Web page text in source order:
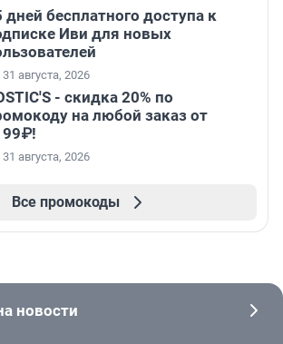
дней бесплатного доступа к
Иви для новых
августа, 2026
- скидка 20% по
на любой заказ от
августа, 2026
Все промокоды
новости